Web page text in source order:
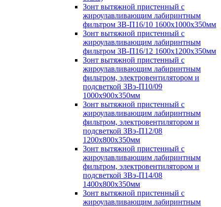
Зонт вытяжной пристенный с
жироулавливающим лабиринтным
фильтром ЗВ-П16/10 1600х1000х350мм
Зонт вытяжной пристенный с
жироулавливающим лабиринтным
фильтром ЗВ-П16/12 1600х1200х350мм
Зонт вытяжной пристенный с
жироулавливающим лабиринтным
фильтром, электровентилятором и
подсветкой ЗВэ-П10/09
1000х900х350мм
Зонт вытяжной пристенный с
жироулавливающим лабиринтным
фильтром, электровентилятором и
подсветкой ЗВэ-П12/08
1200х800х350мм
Зонт вытяжной пристенный с
жироулавливающим лабиринтным
фильтром, электровентилятором и
подсветкой ЗВэ-П14/08
1400х800х350мм
Зонт вытяжной пристенный с
жироулавливающим лабиринтным